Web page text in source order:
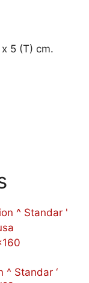
5 (T) cm.
^ Standar ‘